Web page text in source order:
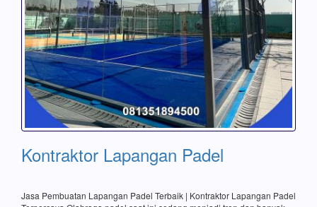
Kontraktor Lapangan Padel
Jasa Pembuatan Lapangan Padel Terbaik | Kontraktor Lapangan Padel